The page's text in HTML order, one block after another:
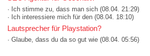
· Ich stimme zu, dass man sich (08.04. 21:29)
· Ich interessiere mich für den (08.04. 18:10)
Lautsprecher für Playstation?
· Glaube, dass du da so gut wie (08.04. 05:56)
Seiten